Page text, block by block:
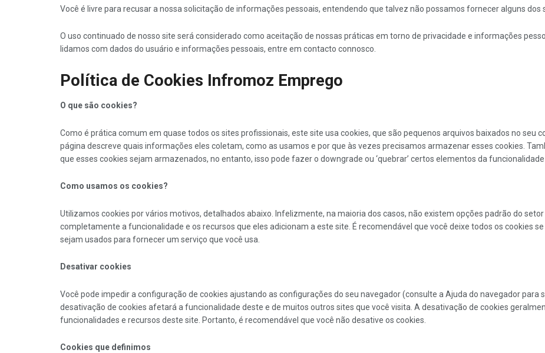
Você é livre para recusar a nossa solicitação de informações pessoais, entendendo que talvez não possamos fornecer alguns dos
O uso continuado de nosso site será considerado como aceitação de nossas práticas em torno de privacidade e informações
lidamos com dados do usuário e informações pessoais, entre em contacto connosco.
Política de Cookies Infromoz Emprego
O que são cookies?
Como é prática comum em quase todos os sites profissionais, este site usa cookies, que são pequenos arquivos baixados no seu
página descreve quais informações eles coletam, como as usamos e por que às vezes precisamos armazenar esses cookies.
que esses cookies sejam armazenados, no entanto, isso pode fazer o downgrade ou ‘quebrar’ certos elementos da funcionalidade
Como usamos os cookies?
Utilizamos cookies por vários motivos, detalhados abaixo. Infelizmente, na maioria dos casos, não existem opções padrão do
completamente a funcionalidade e os recursos que eles adicionam a este site. É recomendável que você deixe todos os cookies
sejam usados ​​para fornecer um serviço que você usa.
Desativar cookies
Você pode impedir a configuração de cookies ajustando as configurações do seu navegador (consulte a Ajuda do navegador para
desativação de cookies afetará a funcionalidade deste e de muitos outros sites que você visita. A desativação de cookies
funcionalidades e recursos deste site. Portanto, é recomendável que você não desative os cookies.
Cookies que definimos